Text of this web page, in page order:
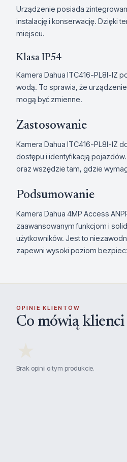
Urządzenie posiada
instalację i konserwację. Dzięki
miejscu.
Klasa IP54
Kamera Dahua ITC416-PL8I-IZ
wodą. To sprawia, że
mogą być zmienne.
Zastosowanie
Kamera Dahua ITC416-PL8I-IZ
dostępu i identyfikacją
oraz wszędzie tam, gdzie
Podsumowanie
Kamera Dahua 4MP Access
zaawansowanym funkcjom i
użytkowników. Jest to
zapewni wysoki poziom
OPINIE KLIENTÓW
Co mówią klienci
Brak opinii o tym produkcie.